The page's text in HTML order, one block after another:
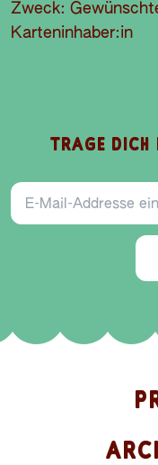
Zweck:
Karteninhaber:in
TRAGE DICH
E-Mail-Addresse